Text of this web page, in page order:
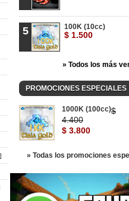
5 100K (10cc)
$ 1.500
» Todos los más
PROMOCIONES ESPECIALES
1000K (100cc)$
4.400
$ 3.800
» Todas los promociones